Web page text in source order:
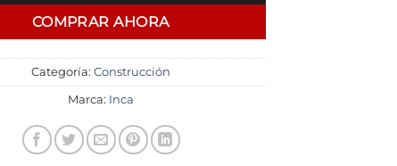
COMPRAR AHORA
Categoría: Construcción
Marca: Inca